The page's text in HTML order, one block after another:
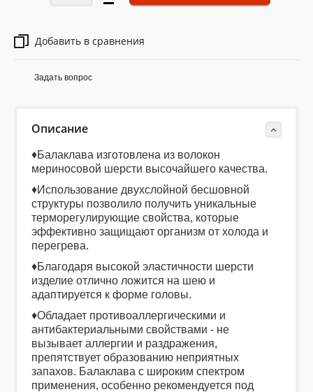
Добавить в сравнения
Задать вопрос
Описание
♦Балаклава изготовлена ​​из волокон
мериносовой шерсти высочайшего качества.
♦Использование двухслойной бесшовной
структуры позволило получить уникальные
терморегулирующие свойства, которые
эффективно защищают организм от холода и
перегрева.
♦Благодаря высокой эластичности шерсти
изделие отлично ложится на шею и
адаптируется к форме головы.
♦Oбладает противоаллергическими и
антибактериальными свойствами - не
вызывает аллергии и раздражения,
препятствует образованию неприятных
запахов. Балаклава с широким спектром
применения, особенно рекомендуется под